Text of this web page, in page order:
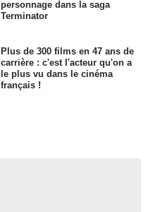
personnage dans la saga
Terminator
Plus de 300 films en 47 ans de
carrière : c'est l'acteur qu'on a
le plus vu dans le cinéma
français !